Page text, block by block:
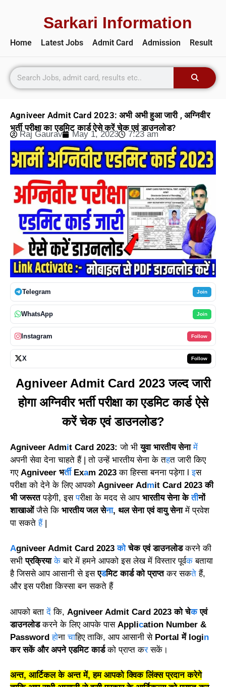
Sarkari Information
Home Latest Jobs Admit Card Admission Result
Agniveer Admit Card 2023: अभी अभी हुआ जारी , अग्निवीर
भर्ती परीक्षा का एडमिट कार्ड ऐसे करें चेक एवं डाउनलोड?
Raj Gaurav May 1, 2023 7:23 am
Telegram Join
WhatsApp Join
Instagram Follow
X Follow
Agniveer Admit Card 2023 जल्द जारी
होगा अग्निवीर भर्ती परीक्षा का एडमिट कार्ड ऐसे
करें चेक एवं डाउनलोड?
Agniveer Admit Card 2023: जो भीयुवा भारतीय सेना में
अपनी सेवा देना चाहते हैं | तो उन्हें भारतीय सेना के तहत जारी किए
गए Agniveer भर्ती Exam 2023 का हिस्सा बनना पड़ेगा lइस
परीक्षा को देने के लिए आपको Agniveer Admit Card 2023 की
भी जरूरतपड़ेगी, इसपरीक्षा के मदद से आप भारतीय सेना केतीनों
शाखाओंजैसे कि भारतीय जल सेना, थल सेना एवं वायु सेनामें प्रवेश
पा सकतेहैं|
Agniveer Admit Card 2023कोचेक एवं डाउनलोडकरने की
सभीप्रक्रिया के बारे में हमने आपको इस लेख में विस्तार पूर्वक बताया
है जिससे आप आसानी से इसएडमिट कार्ड को प्राप्तकर सकते हैं,
और इस परीक्षा किस्सा बन सकते हैं
आपको बतादें कि, Agniveer Admit Card 2023 को चेकएवं
डाउनलोडकरने के लिए आपके पास Application Number &
Password होनाचाहिए ताकि, आप आसानी से Portal में login
कर सकें और अपने एडमिट कार्डको प्राप्त करसकें।
अन्त, आर्टिकल के अन्त में, हम आपको क्विक लिंक्स प्रदान करेगे